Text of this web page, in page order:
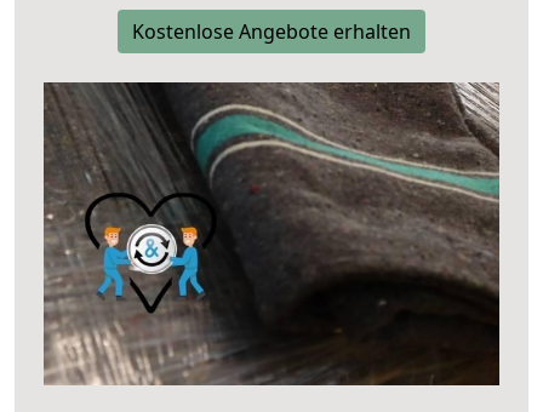
Kostenlose Angebote erhalten